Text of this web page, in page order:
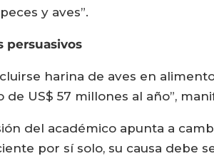
y aves”.
persuasivos
harina de aves en
de US$ 57 millones al año”,
del académico apunta a
por sí solo, su causa debe